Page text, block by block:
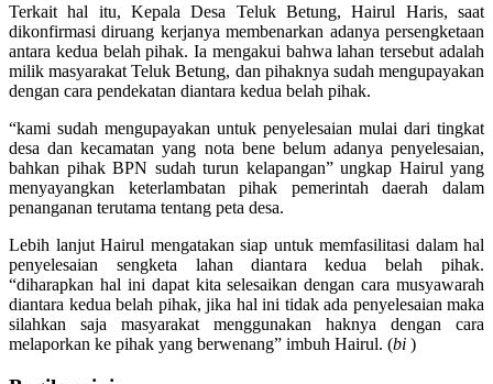
Terkait hal itu, Kepala Desa Teluk Betung, Hairul Haris, saat
dikonfirmasi diruang kerjanya membenarkan adanya persengketaan
antara kedua belah pihak. Ia mengakui bahwa lahan tersebut adalah
milik masyarakat Teluk Betung, dan pihaknya sudah mengupayakan
dengan cara pendekatan diantara kedua belah pihak.
“kami sudah mengupayakan untuk penyelesaian mulai dari tingkat
desa dan kecamatan yang nota bene belum adanya penyelesaian,
bahkan pihak BPN sudah turun kelapangan” ungkap Hairul yang
menyayangkan keterlambatan pihak pemerintah daerah dalam
penanganan terutama tentang peta desa.
Lebih lanjut Hairul mengatakan siap untuk memfasilitasi dalam hal
penyelesaian sengketa lahan diantara kedua belah pihak.
“diharapkan hal ini dapat kita selesaikan dengan cara musyawarah
diantara kedua belah pihak, jika hal ini tidak ada penyelesaian maka
silahkan saja masyarakat menggunakan haknya dengan cara
melaporkan ke pihak yang berwenang” imbuh Hairul. (bi )